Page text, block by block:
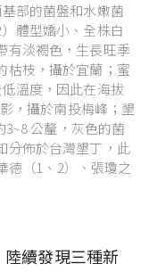
部的菌盤和水嫩菌
體型嬌小、全株白
有淡褐色，生長旺季
枯枝，攝於宜蘭；蜜
溫度，因此在海拔
，攝於南投梅峰；墾
公釐，灰色的菌
分佈於台灣墾丁，此
德（1、2）、張瓊之
續發現三種新